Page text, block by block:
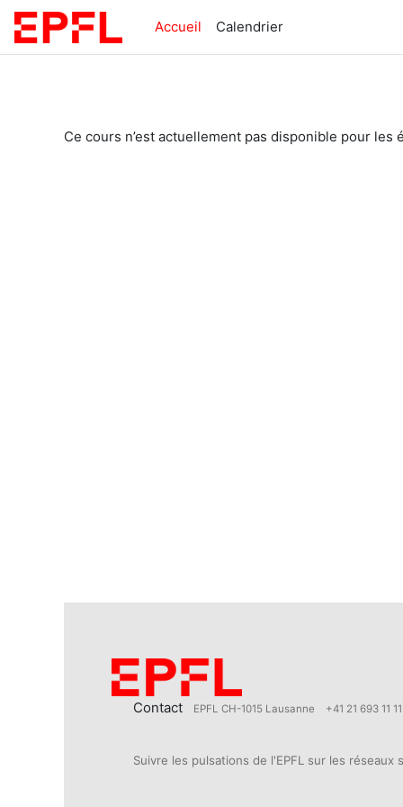
Passer au contenu principal
Accueil
Calendrier
Ce cours n’est actuellement pas disponible pour les
Contact EPFL CH-1015 Lausanne +41 21 693 11 11
Suivre les pulsations de l'EPFL sur les réseaux